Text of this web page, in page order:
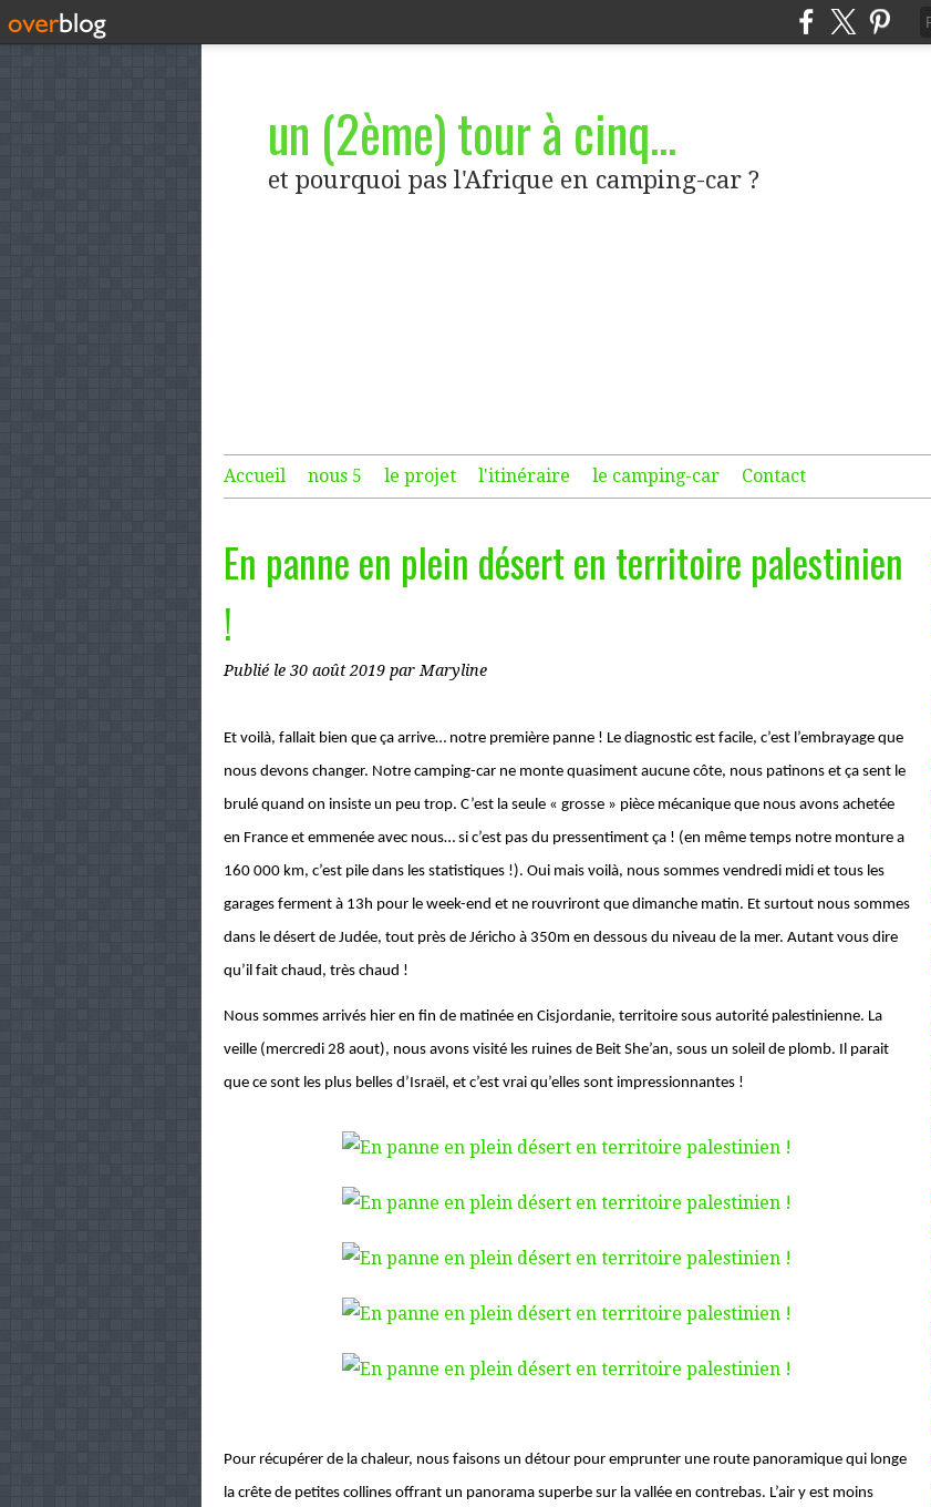
un (2ème) tour à cinq...
et pourquoi pas l'Afrique en camping-car ?
Accueil nous 5 le projet l'itinéraire le camping-car Contact
En panne en plein désert en territoire palestinien
!
Publié le 30 août 2019 par Maryline
Et voilà, fallait bien que ça arrive… notre première panne ! Le diagnostic est facile, c’est l’embrayage que
nous devons changer. Notre camping-car ne monte quasiment aucune côte, nous patinons et ça sent le
brulé quand on insiste un peu trop. C’est la seule « grosse » pièce mécanique que nous avons achetée
en France et emmenée avec nous… si c’est pas du pressentiment ça ! (en même temps notre monture a
160 000 km, c’est pile dans les statistiques !). Oui mais voilà, nous sommes vendredi midi et tous les
garages ferment à 13h pour le week-end et ne rouvriront que dimanche matin. Et surtout nous sommes
dans le désert de Judée, tout près de Jéricho à 350m en dessous du niveau de la mer. Autant vous dire
qu’il fait chaud, très chaud !
Nous sommes arrivés hier en fin de matinée en Cisjordanie, territoire sous autorité palestinienne. La
veille (mercredi 28 aout), nous avons visité les ruines de Beit She’an, sous un soleil de plomb. Il parait
que ce sont les plus belles d’Israël, et c’est vrai qu’elles sont impressionnantes !
Pour récupérer de la chaleur, nous faisons un détour pour emprunter une route panoramique qui longe
la crête de petites collines offrant un panorama superbe sur la vallée en contrebas. L’air y est moins